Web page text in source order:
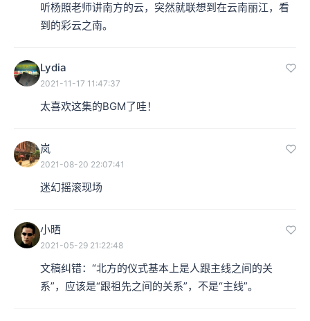
听杨照老师讲南方的云，突然就联想到在云南丽江，看
到的彩云之南。
Lydia
2021-11-17 11:47:37
太喜欢这集的BGM了哇！
岚
2021-08-20 22:07:41
迷幻摇滚现场
小晒
2021-05-29 21:22:48
文稿纠错：“北方的仪式基本上是人跟主线之间的关
系”，应该是“跟祖先之间的关系”，不是“主线”。